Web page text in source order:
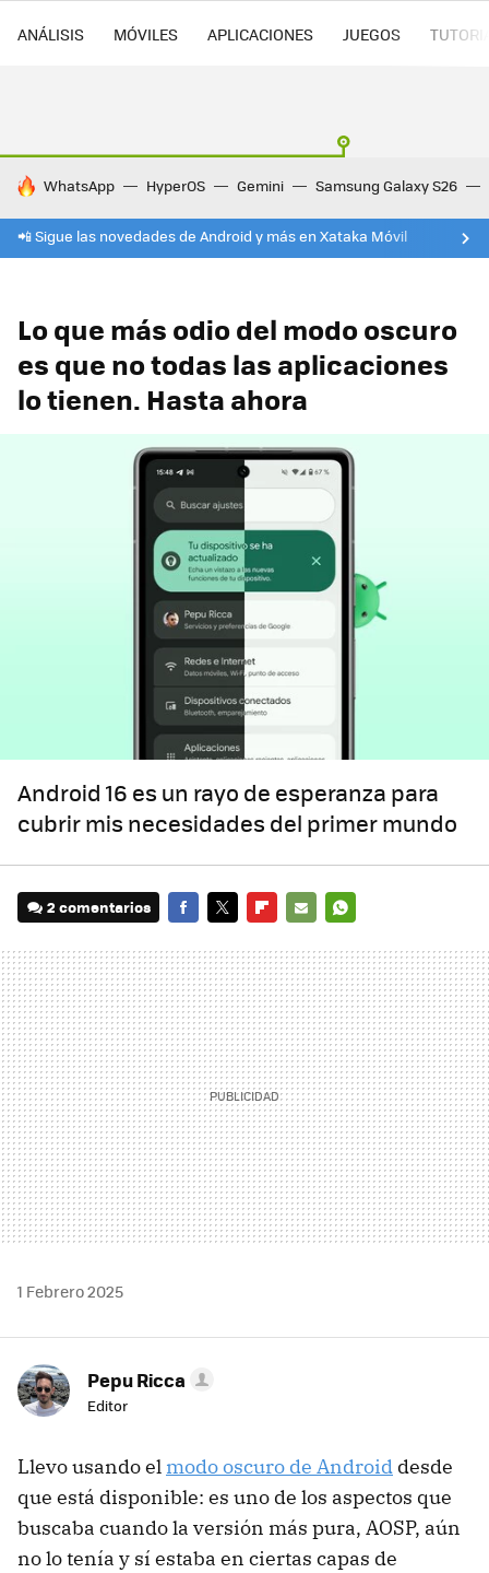
ANÁLISIS MÓVILES APLICACIONES JUEGOS
HOY SE HABLA DE
WhatsApp HyperOS Gemini Samsung Galaxy S26
📲 Sigue las novedades de Android y más en Xataka Móvil
Lo que más odio del modo oscuro
es que no todas las aplicaciones
lo tienen. Hasta ahora
Android 16 es un rayo de esperanza para
cubrir mis necesidades del primer mundo
2 comentarios
MAIL
1 Febrero 2025
Pepu Ricca
Editor
Llevo usando el modo oscuro de Android desde
que está disponible: es uno de los aspectos que
buscaba cuando la versión más pura, AOSP, aún
no lo tenía y sí estaba en ciertas capas de